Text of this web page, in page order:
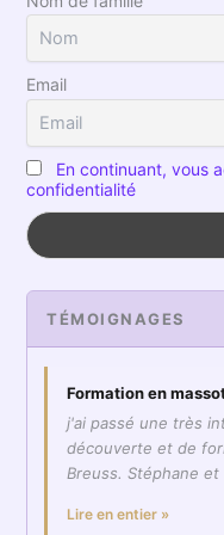
Email
En continuant, vous
confidentialité
TÉMOIGNAGES
Formation en
j'ai passé une très
découverte et de
Breuss. Stéphane
Lire en entier »